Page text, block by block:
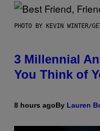
PHOTO BY KEVIN WINTER/
3 Millennial
You Think of
8 hours agoBy Lauren